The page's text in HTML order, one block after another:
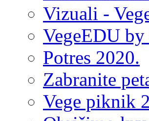
Vizuali -
VegeEDU by
Potres 2020.
Zabranite
Vege piknik